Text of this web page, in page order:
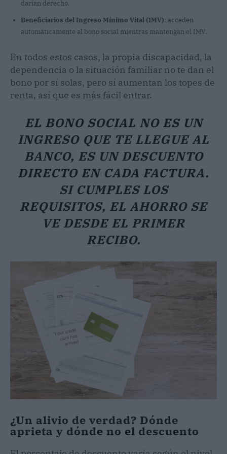
darían derecho.
Beneficiarios del Ingreso Mínimo Vital (IMV): acceden
automáticamente al bono social mientras mantengan el IMV.
En todos estos casos, la propia discapacidad, la
dependencia o la situación familiar no te dan el
bono por sí solas, pero sí aumentan los topes de
renta, así que es más fácil entrar.
EL BONO SOCIAL NO ES UN
INGRESO QUE TE LLEGUE AL
BANCO, ES UN DESCUENTO
DIRECTO EN CADA FACTURA.
SI CUMPLES LOS
REQUISITOS, EL AHORRO SE
VE DESDE EL PRIMER
RECIBO.
¿Un alivio de verdad? Dónde
aprieta y dónde no el descuento